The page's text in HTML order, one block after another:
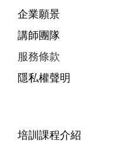
企業願景
講師團隊
服務條款
隱私權聲明
培訓課程介紹